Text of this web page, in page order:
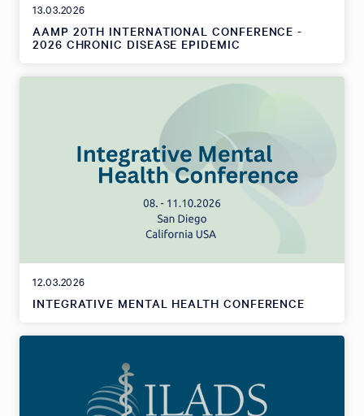
13.03.2026
AAMP 20TH INTERNATIONAL CONFERENCE -
2026 CHRONIC DISEASE EPIDEMIC
12.03.2026
INTEGRATIVE MENTAL HEALTH CONFERENCE